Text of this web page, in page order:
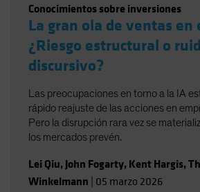
Conocimientos sobre inversiones
La gran ola de ventas en
¿Riesgo estructural o
discursivo?
Las preocupaciones en torno a la IA
rápido reajuste de las acciones en
Pero la disrupción rara vez se
los mercados prevén.
Lei Qiu, John Fogarty, Kent Hargis,
Winkelmann 05 marzo 2026